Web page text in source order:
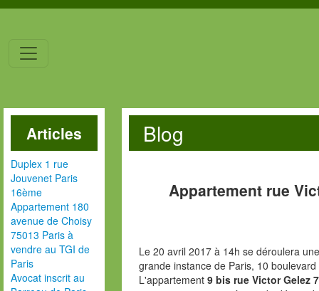
Articles
Duplex 1 rue
Jouvenet Paris
16ème
Appartement 180
avenue de Choisy
75013 Paris à
vendre au TGI de
Paris
Avocat inscrit au
Blog
Appartement rue
Le 20 avril 2017 à 14h se déroulera
grande instance de Paris, 10
L'appartement 9 bis rue Victor Gelez